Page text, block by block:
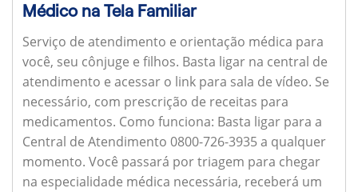
Médico na Tela Familiar
Serviço de atendimento e orientação médica para
você, seu cônjuge e filhos. Basta ligar na central de
atendimento e acessar o link para sala de vídeo. Se
necessário, com prescrição de receitas para
medicamentos. Como funciona: Basta ligar para a
Central de Atendimento 0800-726-3935 a qualquer
momento. Você passará por triagem para chegar
na especialidade médica necessária, receberá um